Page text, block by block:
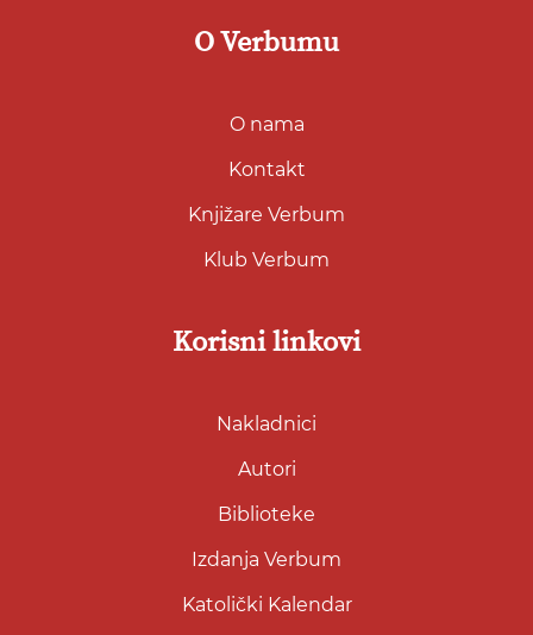
O Verbumu
O nama
Kontakt
Knjižare Verbum
Klub Verbum
Korisni linkovi
Nakladnici
Autori
Biblioteke
Izdanja Verbum
Katolički Kalendar